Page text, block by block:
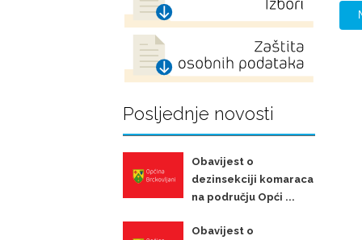
Posljednje novosti
Obavijest o
dezinsekciji komaraca
na području Opći ...
Obavijest o